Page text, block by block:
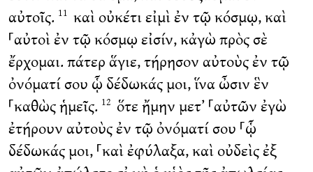
αὐτοῖς. 11 καὶ οὐκέτι εἰμὶ ἐν τῷ κόσμῳ, καὶ
⸀αὐτοὶ ἐν τῷ κόσμῳ εἰσίν, κἀγὼ πρὸς σὲ
ἔρχομαι. πάτερ ἅγιε, τήρησον αὐτοὺς ἐν τῷ
ὀνόματί σου ᾧ δέδωκάς μοι, ἵνα ὦσιν ἓν
⸀καθὼς ἡμεῖς. 12 ὅτε ἤμην μετ’ ⸀αὐτῶν ἐγὼ
ἐτήρουν αὐτοὺς ἐν τῷ ὀνόματί σου ⸀ᾧ
δέδωκάς μοι, ⸀καὶ ἐφύλαξα, καὶ οὐδεὶς ἐξ